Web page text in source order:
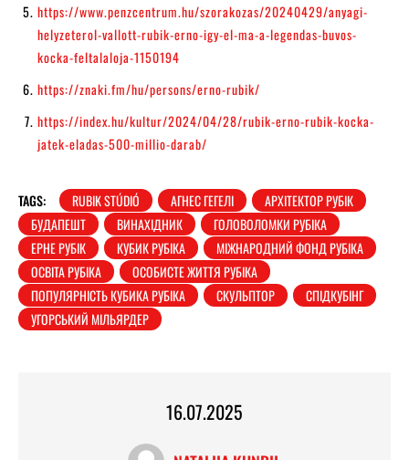
https://www.penzcentrum.hu/szorakozas/20240429/anyagi-
helyzeterol-vallott-rubik-erno-igy-el-ma-a-legendas-buvos-
kocka-feltalaloja-1150194
https://znaki.fm/hu/persons/erno-rubik/
https://index.hu/kultur/2024/04/28/rubik-erno-rubik-kocka-
jatek-eladas-500-millio-darab/
TAGS: RUBIK STÚDIÓ АГНЕС ГЕГЕЛІ
АРХІТЕКТОР РУБІК
БУДАПЕШТ
ВИНАХІДНИК
ГОЛОВОЛОМКИ РУБІКА
ЕРНЕ РУБІК
КУБИК РУБІКА
МІЖНАРОДНИЙ ФОНД РУБІКА
ОСВІТА РУБІКА
ОСОБИСТЕ ЖИТТЯ РУБІКА
ПОПУЛЯРНІСТЬ КУБИКА РУБІКА
СКУЛЬПТОР
СПІДКУБІНГ
УГОРСЬКИЙ МІЛЬЯРДЕР
16.07.2025